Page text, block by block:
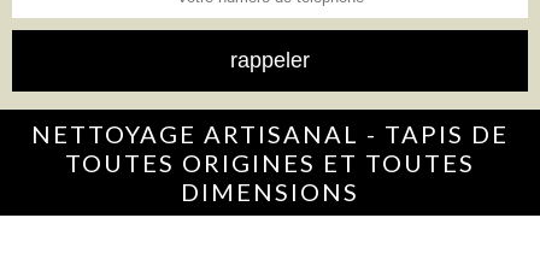
NETTOYAGE ARTISANAL - TAPIS DE
TOUTES ORIGINES ET TOUTES
DIMENSIONS